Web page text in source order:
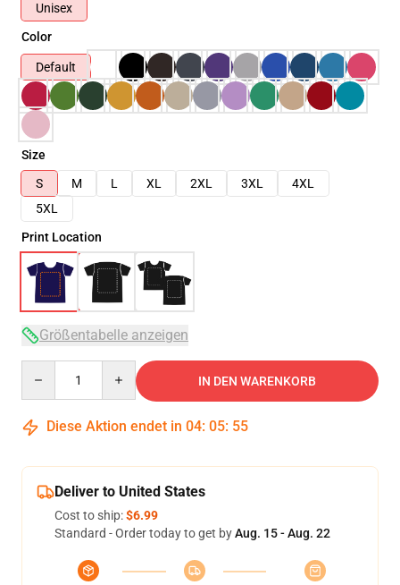
Unisex
Color
Default
Size
S
M L XL 2XL 3XL
4XL
5XL
Print Location
Größentabelle anzeigen
IN DEN WARENKORB
Diese Aktion endet in 04: 05: 54
Deliver to United States
Cost to ship:$6.99
Standard - Order today to get byAug. 15 - Aug. 22